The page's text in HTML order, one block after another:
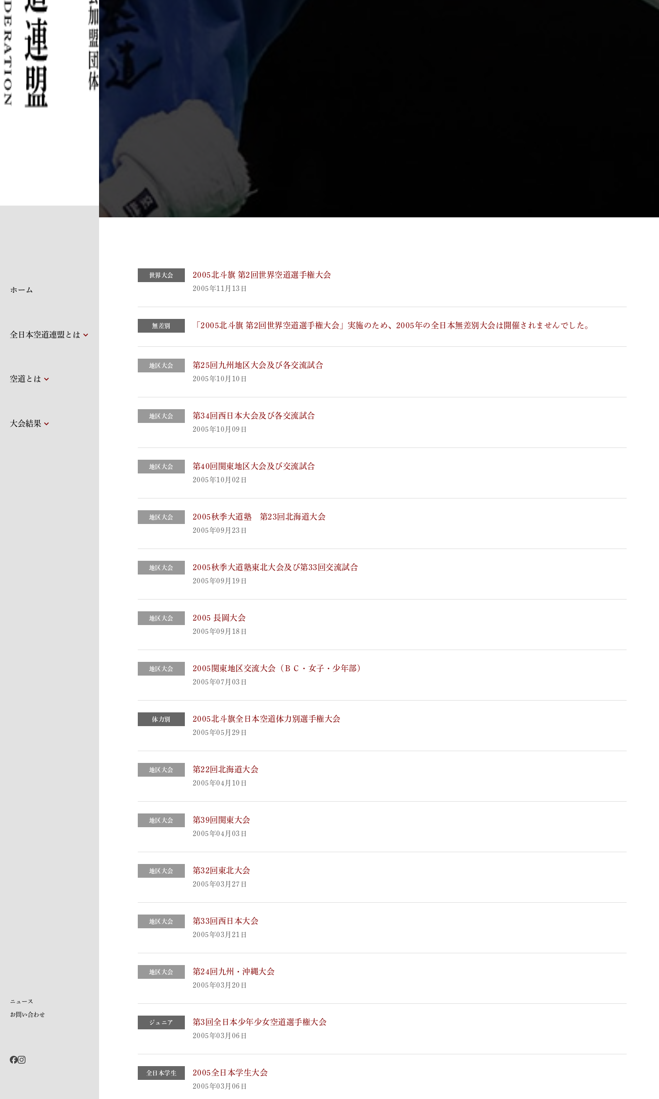
ホーム
全日本空道連盟とは
空道とは
大会結果
ニュース
お問い合わせ
世界大会 2005北斗旗 第2回世界空道選手権大会
2005年11月13日
無差別 「2005北斗旗 第2回世界空道選手権大会」実施のため、2005年の全日本無差別大会は開催されませんでした。
地区大会 第25回九州地区大会及び各交流試合
2005年10月10日
地区大会 第34回西日本大会及び各交流試合
2005年10月09日
地区大会 第40回関東地区大会及び交流試合
2005年10月02日
地区大会 2005秋季大道塾 第23回北海道大会
2005年09月23日
地区大会 2005秋季大道塾東北大会及び第33回交流試合
2005年09月19日
地区大会 2005 長岡大会
2005年09月18日
地区大会 2005関東地区交流大会（ＢＣ・女子・少年部）
2005年07月03日
体力別 2005北斗旗全日本空道体力別選手権大会
2005年05月29日
地区大会 第22回北海道大会
2005年04月10日
地区大会 第39回関東大会
2005年04月03日
地区大会 第32回東北大会
2005年03月27日
地区大会 第33回西日本大会
2005年03月21日
地区大会 第24回九州・沖縄大会
2005年03月20日
ジュニア 第3回全日本少年少女空道選手権大会
2005年03月06日
全日本学生 2005全日本学生大会
2005年03月06日